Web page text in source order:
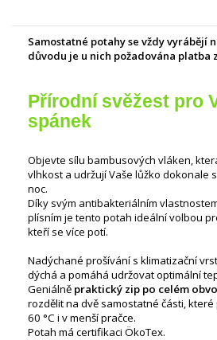
Samostatné potahy se vždy vyrábějí
důvodu je u nich požadována platba
Přírodní svěžest pro
spánek
Objevte sílu bambusových vláken,
vlhkost a udržují Vaše lůžko dokonale
noc.
Díky svým antibakteriálním
plísním je tento potah ideální volbou
kteří se více potí.
Nadýchané prošívání s klimatizační
dýchá a pomáhá udržovat optimální
Geniálně praktický zip po celém
rozdělit na dvě samostatné části,
60 °C i v menší pračce.
Potah má certifikaci ÖkoTex.